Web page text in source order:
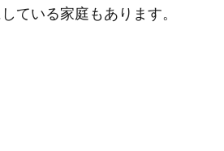
ている家庭もあります。